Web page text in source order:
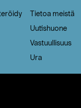
Tietoa meistä
Uutishuone
Vastuullisuus
Ura